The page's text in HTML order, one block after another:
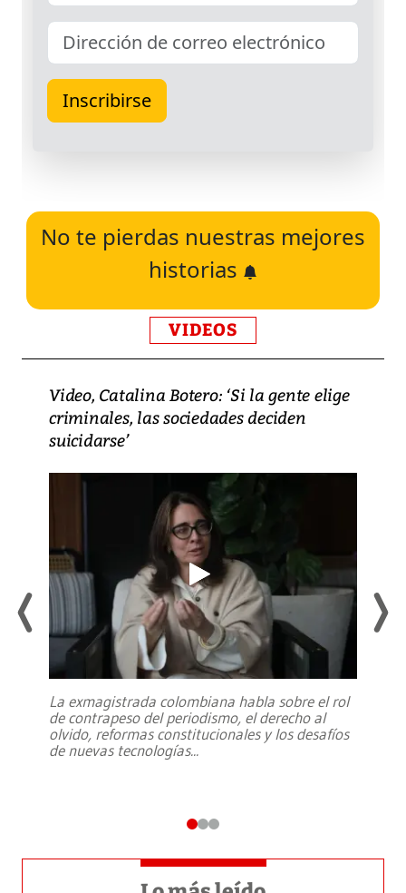
No te pierdas nuestras mejores
historias
VIDEOS
Video, Catalina Botero: ‘Si la gente elige
criminales, las sociedades deciden
suicidarse’
La exmagistrada colombiana habla sobre el rol
de contrapeso del periodismo, el derecho al
olvido, reformas constitucionales y los desafíos
de nuevas tecnologías...